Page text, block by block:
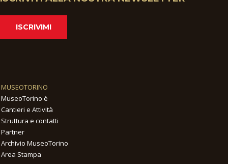
ISCRIVIMI
MUSEOTORINO
MuseoTorino è
Cantieri e Attività
Struttura e contatti
Partner
Archivio MuseoTorino
Area Stampa